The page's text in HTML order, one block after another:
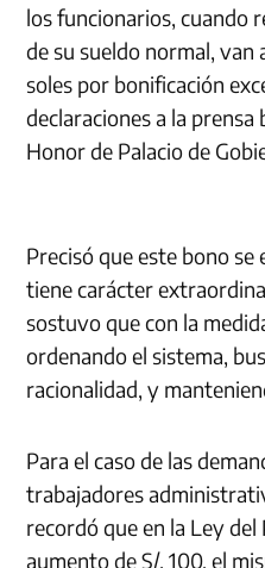
los funcionarios, cuando
de su sueldo normal,
soles por bonificación
declaraciones a la
Honor de Palacio de
Precisó que este bono
tiene carácter
sostuvo que con la
ordenando el sistema,
racionalidad, y
Para el caso de las
trabajadores
recordó que en la Ley
aumento de S/. 100, el